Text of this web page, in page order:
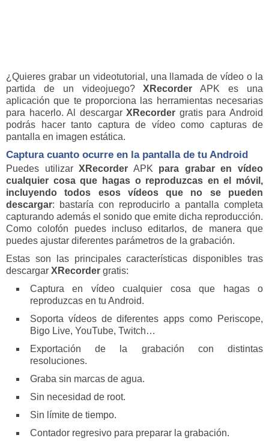
¿Quieres grabar un videotutorial, una llamada de vídeo o la
partida de un videojuego?XRecorder APK es una
aplicación que te proporciona las herramientas necesarias
para hacerlo. Al descargarXRecorder gratis para Android
podrás hacer tanto captura de vídeo como capturas de
pantalla en imagen estática.
Captura cuanto ocurre en la pantalla de tu Android
Puedes utilizarXRecorder APK para grabar en vídeo
cualquier cosa que hagas o reproduzcas en el móvil,
incluyendo todos esos vídeos que no se pueden
descargar: bastaría con reproducirlo a pantalla completa
capturando además el sonido que emite dicha reproducción.
Como colofón puedes incluso editarlos, de manera que
puedes ajustar diferentes parámetros de la grabación.
Estas son las principales características disponibles tras
descargar XRecorder gratis:
Captura en vídeo cualquier cosa que hagas o
reproduzcas en tu Android.
Soporta vídeos de diferentes apps como Periscope,
Bigo Live, YouTube, Twitch…
Exportación de la grabación con distintas
resoluciones.
Graba sin marcas de agua.
Sin necesidad de root.
Sin límite de tiempo.
Contador regresivo para preparar la grabación.